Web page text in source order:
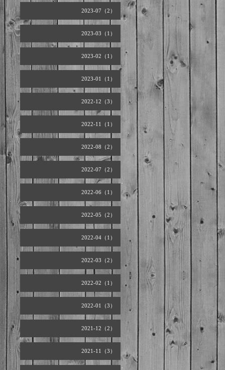
2023-07（2）
2023-03（1）
2023-02（1）
2023-01（1）
2022-12（3）
2022-11（1）
2022-08（2）
2022-07（2）
2022-06（1）
2022-05（2）
2022-04（1）
2022-03（2）
2022-02（1）
2022-01（3）
2021-12（2）
2021-11（3）